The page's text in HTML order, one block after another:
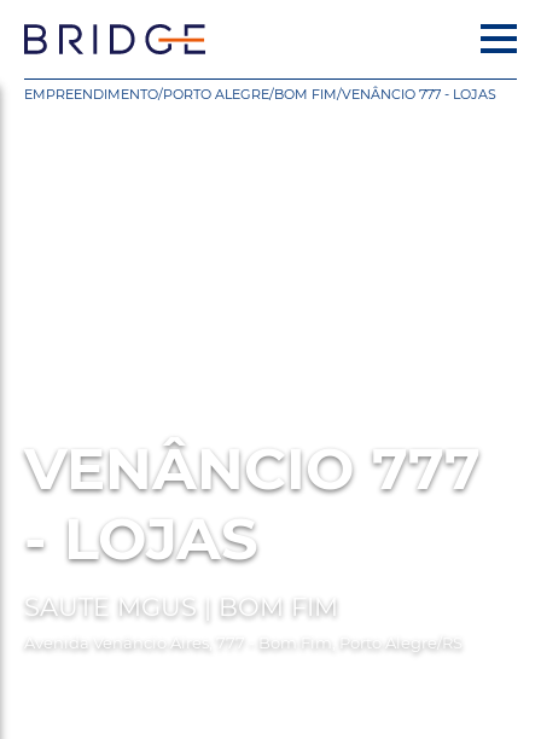
EMPREENDIMENTO/PORTO ALEGRE/BOM FIM/VENÂNCIO 777 - LOJAS
VENÂNCIO 777
- LOJAS
SAUTE MGUS | BOM FIM
Avenida Venâncio Aires, 777 - Bom Fim, Porto Alegre/RS